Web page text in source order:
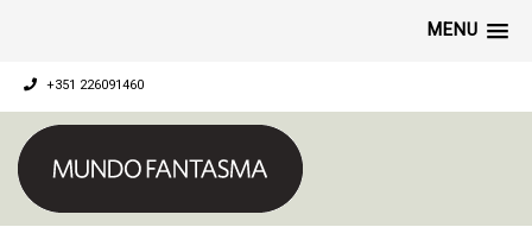
MENU
+351 226091460